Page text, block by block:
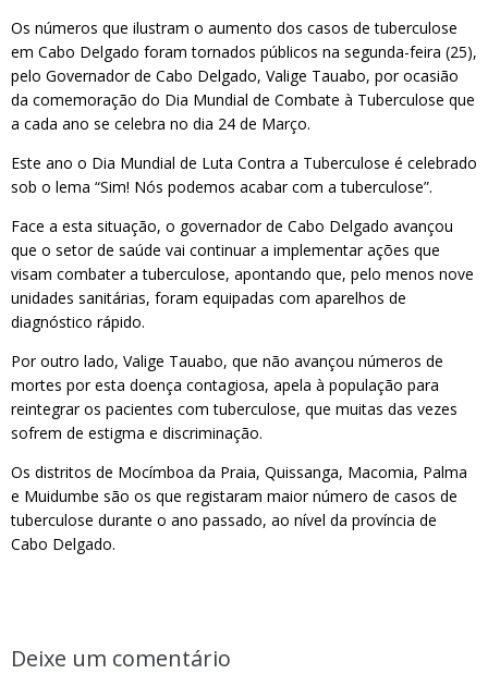
Os números que ilustram o aumento dos casos de tuberculose
em Cabo Delgado foram tornados públicos na segunda-feira (25),
pelo Governador de Cabo Delgado, Valige Tauabo, por ocasião
da comemoração do Dia Mundial de Combate à Tuberculose que
a cada ano se celebra no dia 24 de Março.
Este ano o Dia Mundial de Luta Contra a Tuberculose é celebrado
sob o lema “Sim! Nós podemos acabar com a tuberculose”.
Face a esta situação, o governador de Cabo Delgado avançou
que o setor de saúde vai continuar a implementar ações que
visam combater a tuberculose, apontando que, pelo menos nove
unidades sanitárias, foram equipadas com aparelhos de
diagnóstico rápido.
Por outro lado, Valige Tauabo, que não avançou números de
mortes por esta doença contagiosa, apela à população para
reintegrar os pacientes com tuberculose, que muitas das vezes
sofrem de estigma e discriminação.
Os distritos de Mocímboa da Praia, Quissanga, Macomia, Palma
e Muidumbe são os que registaram maior número de casos de
tuberculose durante o ano passado, ao nível da província de
Cabo Delgado.
Deixe um comentário